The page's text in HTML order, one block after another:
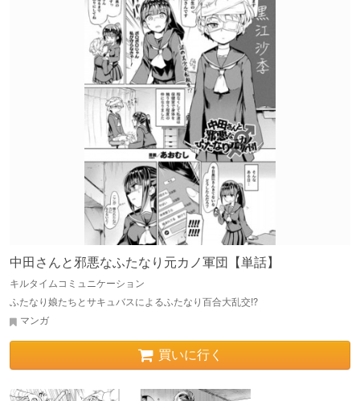
中田さんと邪悪なふたなり元カノ軍団【単話】
キルタイムコミュニケーション
ふたなり娘たちとサキュバスによるふたなり百合大乱交!?
マンガ
買いに行く